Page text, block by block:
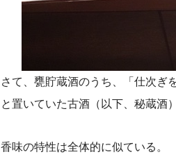
さて、甕貯蔵酒のうち、「仕次ぎ
と置いていた古酒（以下、秘蔵酒
香味の特性は全体的に似ている。